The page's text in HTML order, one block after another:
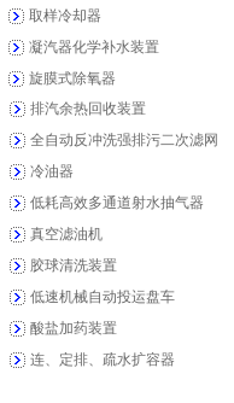
取样冷却器
凝汽器化学补水装置
旋膜式除氧器
排汽余热回收装置
全自动反冲洗强排污二次滤网
冷油器
低耗高效多通道射水抽气器
真空滤油机
胶球清洗装置
低速机械自动投运盘车
酸盐加药装置
连、定排、疏水扩容器